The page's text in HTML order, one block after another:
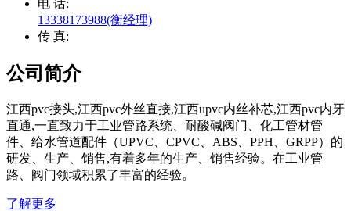
电 话:
13338173988(衡经理)
传 真:
公司简介
江西pvc接头,江西pvc外丝直接,江西upvc内丝补芯,江西pvc内牙
直通,一直致力于工业管路系统、耐酸碱阀门、化工管材管
件、给水管道配件（UPVC、CPVC、ABS、PPH、GRPP）的
研发、生产、销售,有着多年的生产、销售经验。在工业管
路、阀门领域积累了丰富的经验。
了解更多